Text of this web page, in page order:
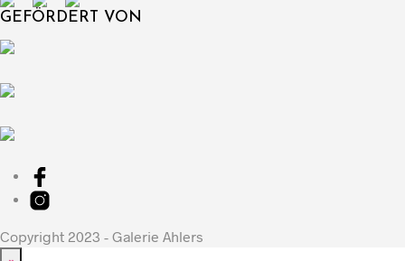
GEFÖRDERT VON
Copyright 2023 - Galerie Ahlers